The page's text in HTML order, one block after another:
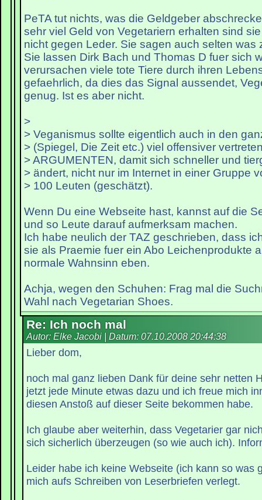
PeTA tut nichts, was die Geldgeber
sehr viel Geld von Vegetariern erhalten sind
nicht gegen Leder. Sie sagen auch selten was
Sie lassen Dirk Bach und Thomas D fuer sich
verursachen viele tote Tiere durch ihren
gefaehrlich, da dies das Signal aussendet,
genug. Ist es aber nicht.
>
> Veganismus sollte eigentlich auch in den
> (Spiegel, Die Zeit etc.) viel offensiver
> ARGUMENTEN, damit sich schneller und
> ändert, nicht nur im Internet in einer Gruppe
> 100 Leuten (geschätzt).
Wenn Du eine Webseite hast, kannst auf die
und so Leute darauf aufmerksam machen.
Ich habe neulich der TAZ geschrieben, dass
sie als Praemie fuer ein Abo Leichenprodukte
normale Wahnsinn eben.
Achja, wegen den Schuhen: Frag mal die
Wahl nach Vegetarian Shoes.
Re: Ich noch mal
Autor: Elke Jacobi | Datum: 07.10.2008 20:44:38
Lieber dom,
noch mal ganz lieben Dank für deine sehr netten
jetzt jede Minute etwas dazu und ich freue mich
diesen Anstoß auf dieser Seite bekommen habe.
Ich glaube aber weiterhin, dass Vegetarier gar
sich sicherlich überzeugen (so wie auch ich).
Leider habe ich keine Webseite (ich kann so was
mich aufs Schreiben von Leserbriefen verlegt.